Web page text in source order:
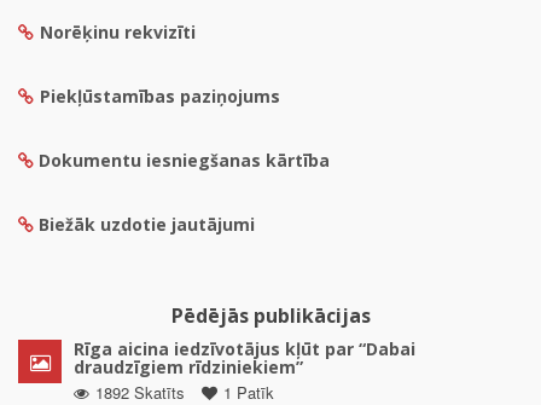
Norēķinu rekvizīti
Piekļūstamības paziņojums
Dokumentu iesniegšanas kārtība
Biežāk uzdotie jautājumi
Pēdējās publikācijas
Rīga aicina iedzīvotājus kļūt par “Dabai
draudzīgiem rīdziniekiem”
1892 Skatīts
1 Patīk